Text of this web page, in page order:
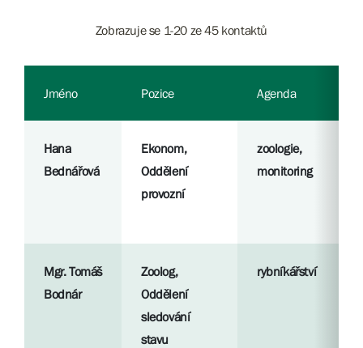
Zobrazuje se 1-20 ze 45 kontaktů
Jméno Pozice Agenda
Hana
Bednářová
Ekonom,
Oddělení
provozní
zoologie,
monitoring
Mgr. Tomáš
Bodnár
Zoolog,
Oddělení
sledování
stavu
rybníkářství